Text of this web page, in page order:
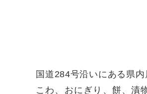
国道284号沿いにある県
こわ、おにぎり、餅、漬